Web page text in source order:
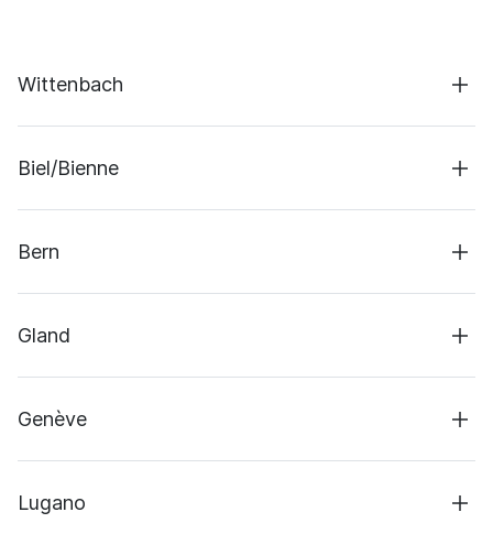
Wittenbach
Biel/Bienne
Bern
Gland
Genève
Lugano